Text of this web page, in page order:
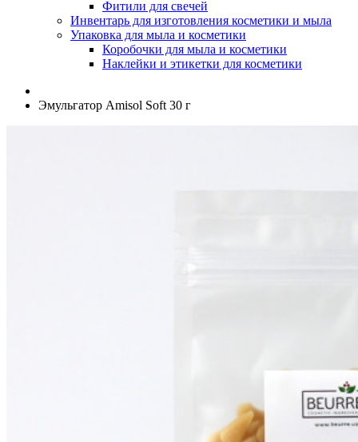
Фитили для свечей
Инвентарь для изготовления косметики и мыла
Упаковка для мыла и косметики
Коробочки для мыла и косметики
Наклейки и этикетки для косметики
Эмульгатор Amisol Soft 30 г